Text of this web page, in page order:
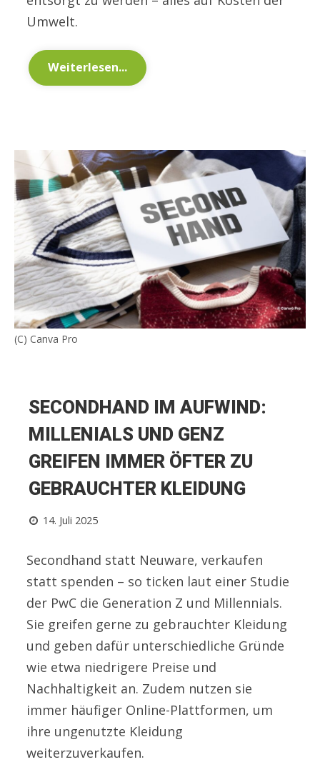
Umwelt.
Weiterlesen...
(C) Canva Pro
SECONDHAND IM AUFWIND:
MILLENIALS UND GENZ
GREIFEN IMMER ÖFTER ZU
GEBRAUCHTER KLEIDUNG
14. Juli 2025
Secondhand statt Neuware, verkaufen
statt spenden – so ticken laut einer Studie
der PwC die Generation Z und Millennials.
Sie greifen gerne zu gebrauchter Kleidung
und geben dafür unterschiedliche Gründe
wie etwa niedrigere Preise und
Nachhaltigkeit an. Zudem nutzen sie
immer häufiger Online-Plattformen, um
ihre ungenutzte Kleidung
weiterzuverkaufen.